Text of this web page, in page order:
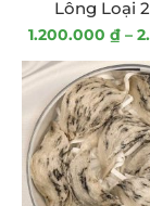
Hồng Yến Sào Thô
Hồng Yến Sào
Yến Sào Rút Lông
Yến Sào Thô
Lông Loại
1.200.000 ₫–